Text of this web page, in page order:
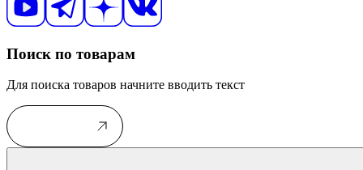
Поиск по товарам
Для поиска товаров начните вводить текст